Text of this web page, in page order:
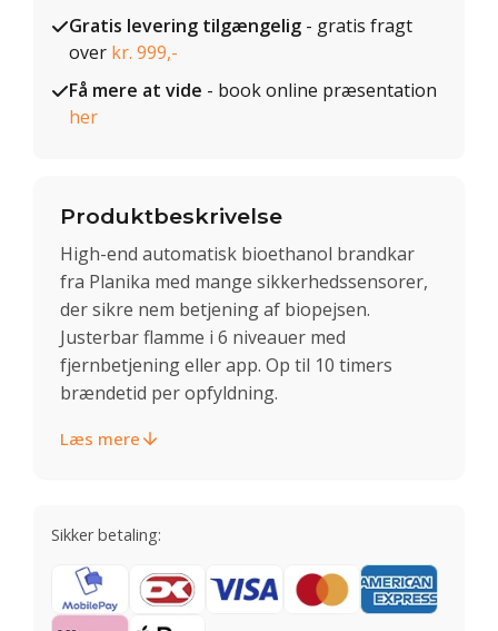
Gratis levering tilgængelig - gratis fragt
over kr. 999,-
Få mere at vide - book online præsentation
her
Produktbeskrivelse
High-end automatisk bioethanol brandkar
fra Planika med mange sikkerhedssensorer,
der sikre nem betjening af biopejsen.
Justerbar flamme i 6 niveauer med
fjernbetjening eller app. Op til 10 timers
brændetid per opfyldning.
Læs mere
Sikker betaling: